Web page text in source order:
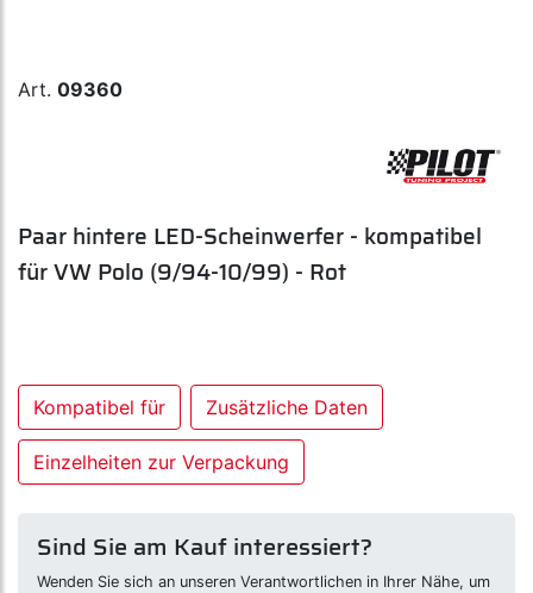
Art. 09360
Paar hintere LED-Scheinwerfer - kompatibel
für VW Polo (9/94-10/99) - Rot
Kompatibel für Zusätzliche Daten
Einzelheiten zur Verpackung
Sind Sie am Kauf interessiert?
Wenden Sie sich an unseren Verantwortlichen in Ihrer Nähe, um